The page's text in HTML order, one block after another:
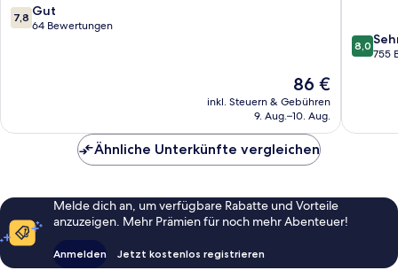
West-
Berlin
7.8
von
7,8 Gut
64 Bewertungen
Der
Preis
beträgt
86 €
inkl. Steuern & Gebühren
9. Aug.–10. Aug.
8.0
von
8,0
755
Ähnliche Unterkünfte vergleichen
Melde dich an, um verfügbare Rabatte und Vorteile
anzuzeigen. Mehr Prämien für noch mehr Abenteuer!
Anmelden Jetzt kostenlos registrieren